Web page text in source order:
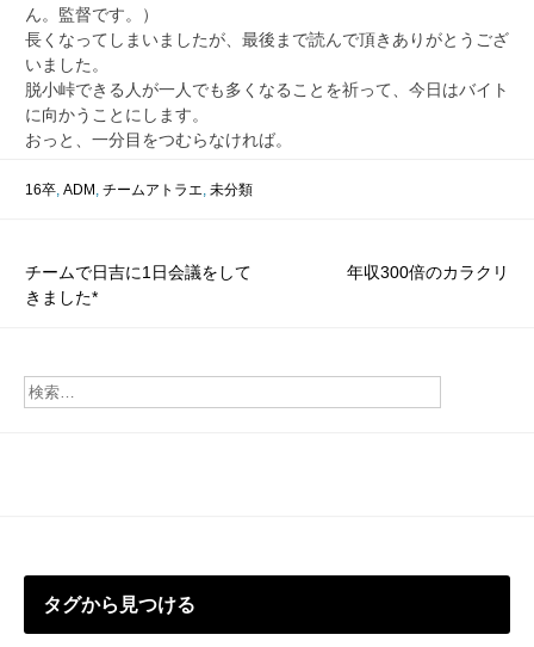
ん。監督です。）
長くなってしまいましたが、最後まで読んで頂きありがとうござ
いました。
脱小峠できる人が一人でも多くなることを祈って、今日はバイト
に向かうことにします。
おっと、一分目をつむらなければ。
16卒, ADM , チームアトラエ, 未分類
投
稿
ビ
ン
チームで日吉に1日会議をして
きました*
年収300倍のカラクリ
タグから見つける